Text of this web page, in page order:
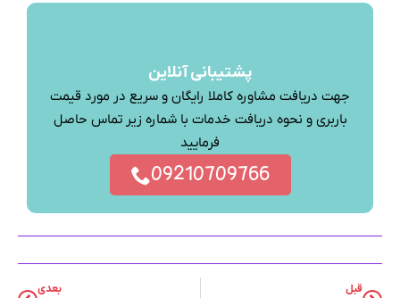
پشتیبانی آنلاین
جهت دریافت مشاوره کاملا رایگان و سریع در مورد قیمت
باربری و نحوه دریافت خدمات با شماره زیر تماس حاصل
فرمایید
09210709766
قبل بعدی